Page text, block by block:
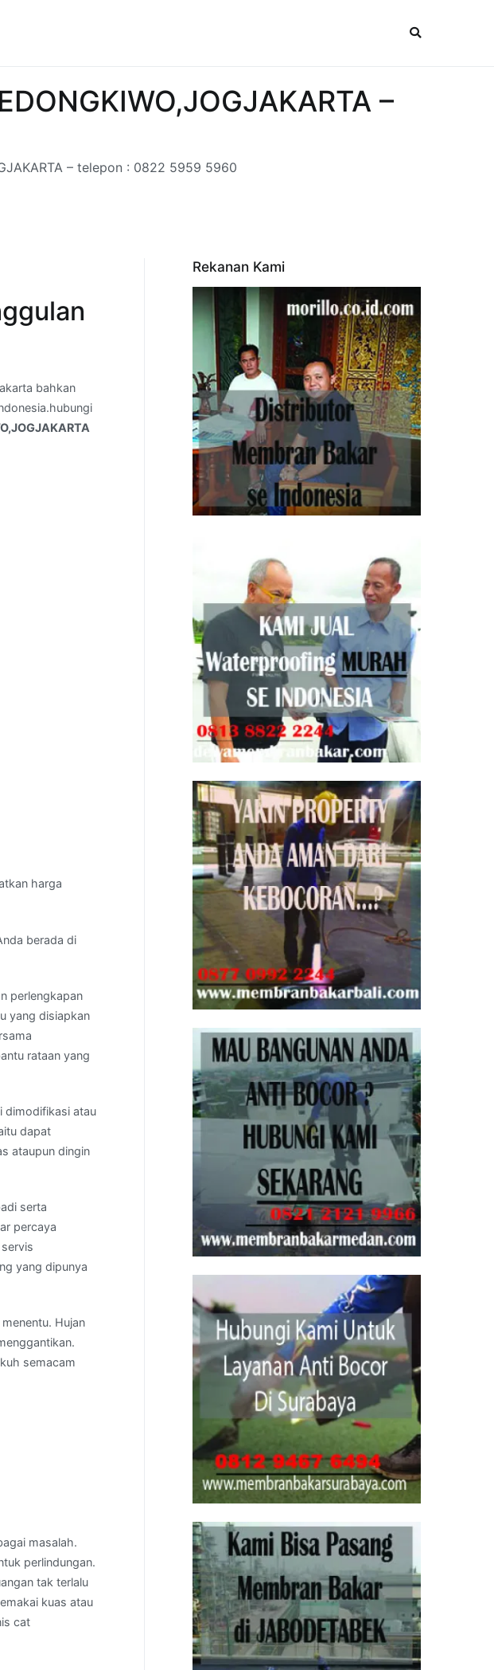
–
– telepon : 0822 5959 5960
bahkan
harga
berada di
perlengkapan
yang disiapkan
rataan yang
dimodifikasi atau
dapat
ataupun dingin
serta
percaya
yang dipunya
Hujan
semacam
masalah.
perlindungan.
tak terlalu
kuas atau
cat
Rekanan Kami